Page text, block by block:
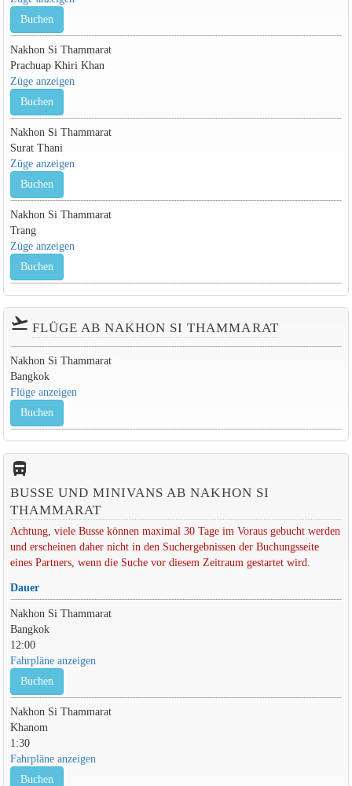
Buchen
Nakhon Si Thammarat
Prachuap Khiri Khan
Züge anzeigen
Buchen
Nakhon Si Thammarat
Surat Thani
Züge anzeigen
Buchen
Nakhon Si Thammarat
Trang
Züge anzeigen
Buchen
flight_takeoff FLÜGE AB NAKHON SI THAMMARAT
Nakhon Si Thammarat
Bangkok
Flüge anzeigen
Buchen
directions_bus_filled
BUSSE UND MINIVANS AB NAKHON SI
THAMMARAT
Achtung, viele Busse können maximal 30 Tage im Voraus gebucht werden
und erscheinen daher nicht in den Suchergebnissen der Buchungsseite
eines Partners, wenn die Suche vor diesem Zeitraum gestartet wird.
Dauer
Nakhon Si Thammarat
Bangkok
12:00
Fahrpläne anzeigen
Buchen
Nakhon Si Thammarat
Khanom
1:30
Fahrpläne anzeigen
Buchen